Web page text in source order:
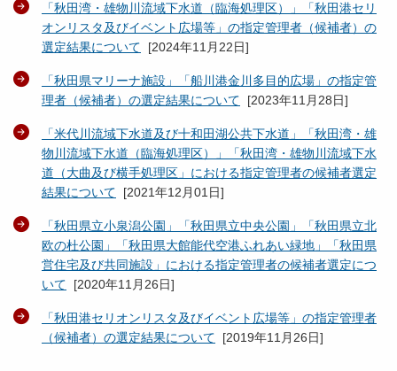
「秋田湾・雄物川流域下水道（臨海処理区）」「秋田港セリ
オンリスタ及びイベント広場等」の指定管理者（候補者）の
選定結果について [2024年11月22日]
「秋田県マリーナ施設」「船川港金川多目的広場」の指定管
理者（候補者）の選定結果について [2023年11月28日]
「米代川流域下水道及び十和田湖公共下水道」「秋田湾・雄
物川流域下水道（臨海処理区）」「秋田湾・雄物川流域下水
道（大曲及び横手処理区」における指定管理者の候補者選定
結果について [2021年12月01日]
「秋田県立小泉潟公園」「秋田県立中央公園」「秋田県立北
欧の杜公園」「秋田県大館能代空港ふれあい緑地」「秋田県
営住宅及び共同施設」における指定管理者の候補者選定につ
いて [2020年11月26日]
「秋田港セリオンリスタ及びイベント広場等」の指定管理者
（候補者）の選定結果について [2019年11月26日]